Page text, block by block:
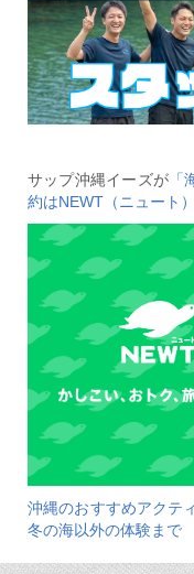
サップ沖縄イーズが
約はNEWT（ニュート）
沖縄のおすすめアクテ
冬の海以外の体験まで